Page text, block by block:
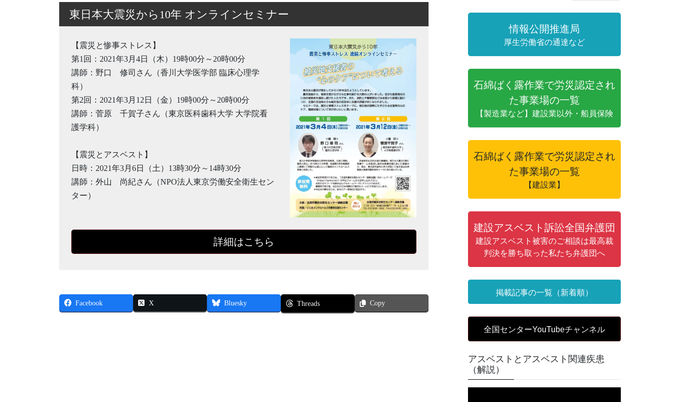
東日本大震災から10年 オンラインセミナー
【震災と惨事ストレス】
第1回：2021年3月4日（木）19時00分～20時00分
講師：野口 修司さん（香川大学医学部 臨床心理学
科）
第2回：2021年3月12日（金）19時00分～20時00分
講師：菅原 千賀子さん（東京医科歯科大学 大学院看
護学科）
【震災とアスベスト】
日時：2021年3月6日（土）13時30分～14時30分
講師：外山 尚紀さん（NPO法人東京労働安全衛生セン
ター）
詳細はこちら
Facebook X Bluesky Threads Copy
情報公開推進局
厚生労働省の通達など
石綿ばく露作業で労災認定され
た事業場の一覧
【製造業など】建設業以外・船員保険
石綿ばく露作業で労災認定され
た事業場の一覧
【建設業】
建設アスベスト訴訟全国弁護団
建設アスベスト被害のご相談は最高裁
判決を勝ち取った私たち弁護団へ
掲載記事の一覧（新着順）
全国センターYouTubeチャンネル
アスベストとアスベスト関連疾患
（解説）